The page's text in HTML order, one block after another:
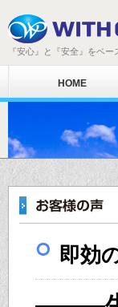
『安心』と『安全』をベ
HOME
即効